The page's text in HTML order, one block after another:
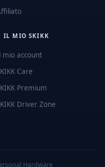
IL MIO SKIKK
mio account
Care
Premium
Driver Zone
Hardware